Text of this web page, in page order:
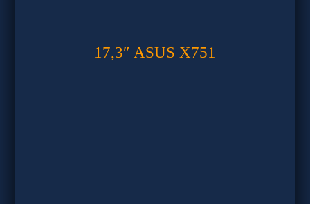
17,3″ ASUS X751